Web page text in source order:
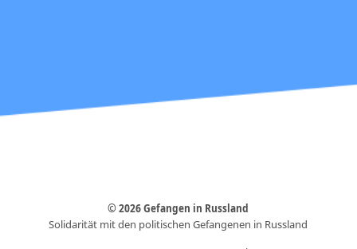
© 2026 Gefangen in Russland
Solidarität mit den politischen Gefangenen in Russland